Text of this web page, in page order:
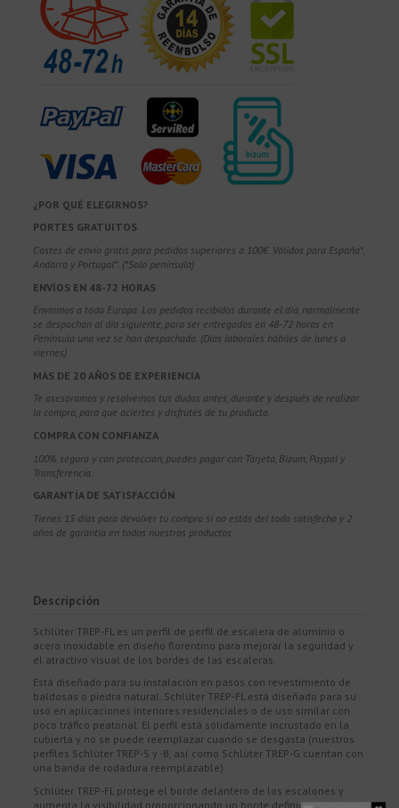
¿POR QUÉ ELEGIRNOS?
PORTES GRATUITOS
Costes de envío gratis para pedidos superiores a 100€. Válidos para España*,
Andorra y Portugal*. (*Solo península)
ENVÍOS EN 48-72 HORAS
Enviamos a toda Europa. Los pedidos recibidos durante el día, normalmente
se despachan al día siguiente, para ser entregados en 48-72 horas en
Península una vez se han despachado. (Días laborales hábiles de lunes a
viernes)
MÁS DE 20 AÑOS DE EXPERIENCIA
Te asesoramos y resolvemos tus dudas antes, durante y después de realizar
la compra, para que aciertes y disfrutes de tu producto.
COMPRA CON CONFIANZA
100% segura y con protección, puedes pagar con Tarjeta, Bizum, Paypal y
Transferencia.
GARANTÍA DE SATISFACCIÓN
Tienes 15 días para devolver tu compra si no estás del todo satisfecho y 2
años de garantía en todos nuestros productos.
Descripción
Schlüter TREP-FL es un perfil de perfil de escalera de aluminio o
acero inoxidable en diseño florentino para mejorar la seguridad y
el atractivo visual de los bordes de las escaleras.
Está diseñado para su instalación en pasos con revestimiento de
baldosas o piedra natural. Schlüter TREP-FL está diseñado para su
uso en aplicaciones interiores residenciales o de uso similar con
poco tráfico peatonal. El perfil está sólidamente incrustado en la
cubierta y no se puede reemplazar cuando se desgasta (nuestros
perfiles Schlüter TREP-S y -B, así como Schlüter TREP-G cuentan con
una banda de rodadura reemplazable).
Schlüter TREP-FL protege el borde delantero de los escalones y
aumenta la visibilidad proporcionando un borde definido entre el